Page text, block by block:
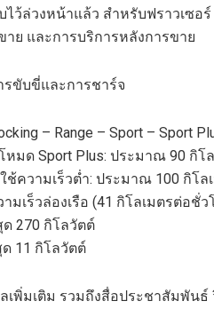
ว้ล่วงหน้าแล้ว สำหรับฟราวเซอร์
าย และการบริการหลังการขาย
ขับขี่และการชาร์จ
– Range – Sport – Sport
หมด Sport Plus: ประมาณ 90 กโ
ช้ความเร็วต่ำ: ประมาณ 100 กิโล
มเร็วล่องเรือ (41 กโลเมตรต่อชั่ว
ด 270 กิโลวัตต์
ด 11 กิโลวัตต์
พิ่มเติม รวมถึงสื่อประชาสัมพันธ์